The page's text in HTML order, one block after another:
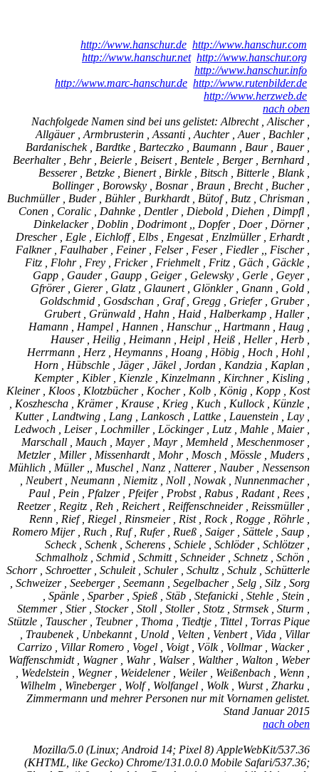
http://www.hanschur.de http://www.hanschur.com
http://www.hanschur.net http://www.hanschur.org
http://www.hanschur.info
http://www.marc-hanschur.de http://www.rutenbilder.de
http://www.herzweb.de
nach oben
Nachfolgede Namen sind bei uns gelistet: Albrecht , Alischer ,
Allgäuer , Armbrusterin , Assanti , Auchter , Auer , Bachler ,
Bardanischek , Bardtke , Barteczko , Baumann , Baur , Bauer ,
Beerhalter , Behr , Beierle , Beisert , Bentele , Berger , Bernhard ,
Besserer , Betzke , Bienert , Birkle , Bitsch , Bitterle , Blank ,
Bollinger , Borowsky , Bosnar , Braun , Brecht , Bucher ,
Buchmüller , Buder , Bühler , Burkhardt , Bütof , Butz , Chrisman ,
Conen , Coralic , Dahnke , Dentler , Diebold , Diehen , Dimpfl ,
Dinkelacker , Doblin , Dodrimont ,, Dopfer , Doer , Dörner ,
Drescher , Egle , Eichloff , Elbs , Engesat , Enzlmüller , Erhardt ,
Falkner , Faulhaber , Feiner , Felser , Feser , Fiedler ,, Fischer ,
Fitz , Flohr , Frey , Fricker , Friehmelt , Fritz , Gäch , Gäckle ,
Gapp , Gauder , Gaupp , Geiger , Gelewsky , Gerle , Geyer ,
Gfrörer , Gierer , Glatz , Glaunert , Glönkler , Gnann , Gold ,
Goldschmid , Gosdschan , Graf , Gregg , Griefer , Gruber ,
Grubert , Grünwald , Hahn , Haid , Halberkamp , Haller ,
Hamann , Hampel , Hannen , Hanschur ,, Hartmann , Haug ,
Hauser , Heilig , Heimann , Heipl , Heiß , Heller , Herb ,
Herrmann , Herz , Heymanns , Hoang , Höbig , Hoch , Hohl ,
Horn , Hübschle , Jäger , Jäkel , Jordan , Kandzia , Kaplan ,
Kempter , Kibler , Kienzle , Kinzelmann , Kirchner , Kisling ,
Kleiner , Kloos , Klotzbücher , Kocher , Kolb , König , Kopp , Kost
, Koszhescha , Krämer , Krause , Krieg , Kuch , Kullock , Künzle ,
Kutter , Landtwing , Lang , Lankosch , Lattke , Lauenstein , Lay ,
Ledwoch , Leiser , Lochmiller , Löckinger , Lutz , Mahle , Maier ,
Marschall , Mauch , Mayer , Mayr , Memheld , Meschenmoser ,
Metzler , Miller , Missenhardt , Mohr , Mosch , Mössle , Muders ,
Mühlich , Müller ,, Muschel , Nanz , Natterer , Nauber , Nessenson
, Neubert , Neumann , Niemitz , Noll , Nowak , Nunnenmacher ,
Paul , Pein , Pfalzer , Pfeifer , Probst , Rabus , Radant , Rees ,
Reetzer , Regitz , Reh , Reichert , Reiffenschneider , Reissmüller ,
Renn , Rief , Riegel , Rinsmeier , Rist , Rock , Rogge , Röhrle ,
Romero Mijer , Ruch , Ruf , Rufer , Rueß , Saiger , Sättele , Saup ,
Scheck , Schenk , Scherens , Schiele , Schlöder , Schlötzer ,
Schmalholz , Schmid , Schmitt , Schneider , Schnetz , Schön ,
Schorr , Schroetter , Schuleit , Schuler , Schultz , Schulz , Schütterle
, Schweizer , Seeberger , Seemann , Segelbacher , Selg , Silz , Sorg
, Spänle , Sparber , Spieß , Stäb , Stefanicki , Stehle , Stein ,
Stemmer , Stier , Stocker , Stoll , Stoller , Stotz , Strmsek , Sturm ,
Stützle , Tauscher , Teubner , Thoma , Tiedtje , Tittel , Torras Pique
, Traubenek , Unbekannt , Unold , Velten , Venbert , Vida , Villar
Carrizo , Villar Romero , Vogel , Voigt , Völk , Vollmar , Wacker ,
Waffenschmidt , Wagner , Wahr , Walser , Walther , Walton , Weber
, Wedelstein , Wegner , Weidelener , Weiler , Weißenbach , Wenn ,
Wilhelm , Wineberger , Wolf , Wolfangel , Wolk , Wurst , Zharku ,
Zimmermann und mehrer Personen nur mit Vornamen gelistet.
Stand Januar 2015
nach oben
Mozilla/5.0 (Linux; Android 14; Pixel 8) AppleWebKit/537.36
(KHTML, like Gecko) Chrome/131.0.0.0 Mobile Safari/537.36;